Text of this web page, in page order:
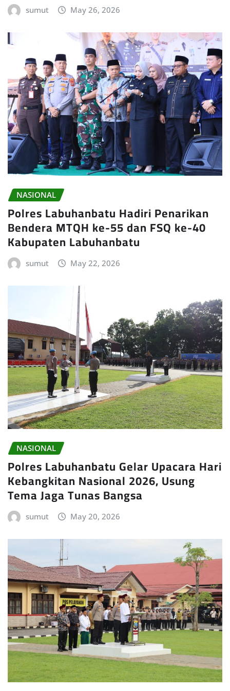
sumut May 26, 2026
NASIONAL
Polres Labuhanbatu Hadiri Penarikan
Bendera MTQH ke-55 dan FSQ ke-40
Kabupaten Labuhanbatu
sumut May 22, 2026
NASIONAL
Polres Labuhanbatu Gelar Upacara Hari
Kebangkitan Nasional 2026, Usung
Tema Jaga Tunas Bangsa
sumut May 20, 2026